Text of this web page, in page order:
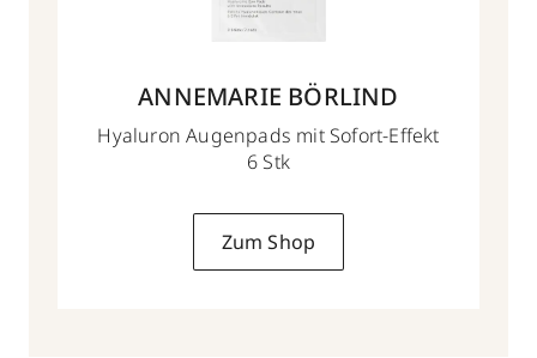
ANNEMARIE BÖRLIND
Hyaluron Augenpads mit Sofort-Effekt
6 Stk
Zum Shop